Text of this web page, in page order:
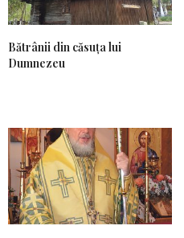
Bătrânii din căsuța lui
Dumnezeu